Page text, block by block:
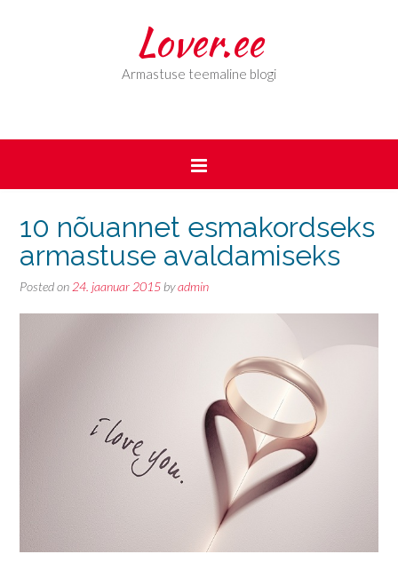
Lover.ee
Armastuse teemaline blogi
10 nõuannet esmakordseks
armastuse avaldamiseks
Posted on 24. jaanuar 2015 byadmin